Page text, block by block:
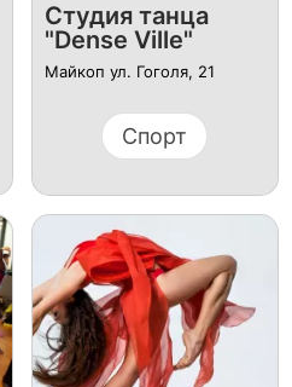
Студия танца
"Dense Ville"
Майкоп ​ул. Гоголя, 21
Спорт